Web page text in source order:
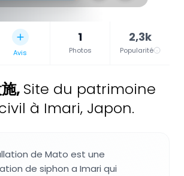
Avis
1
Photos
2,3k
Popularité
, Site du patrimoine
à Imari, Japon.
de Mato est une
de siphon a Imari qui